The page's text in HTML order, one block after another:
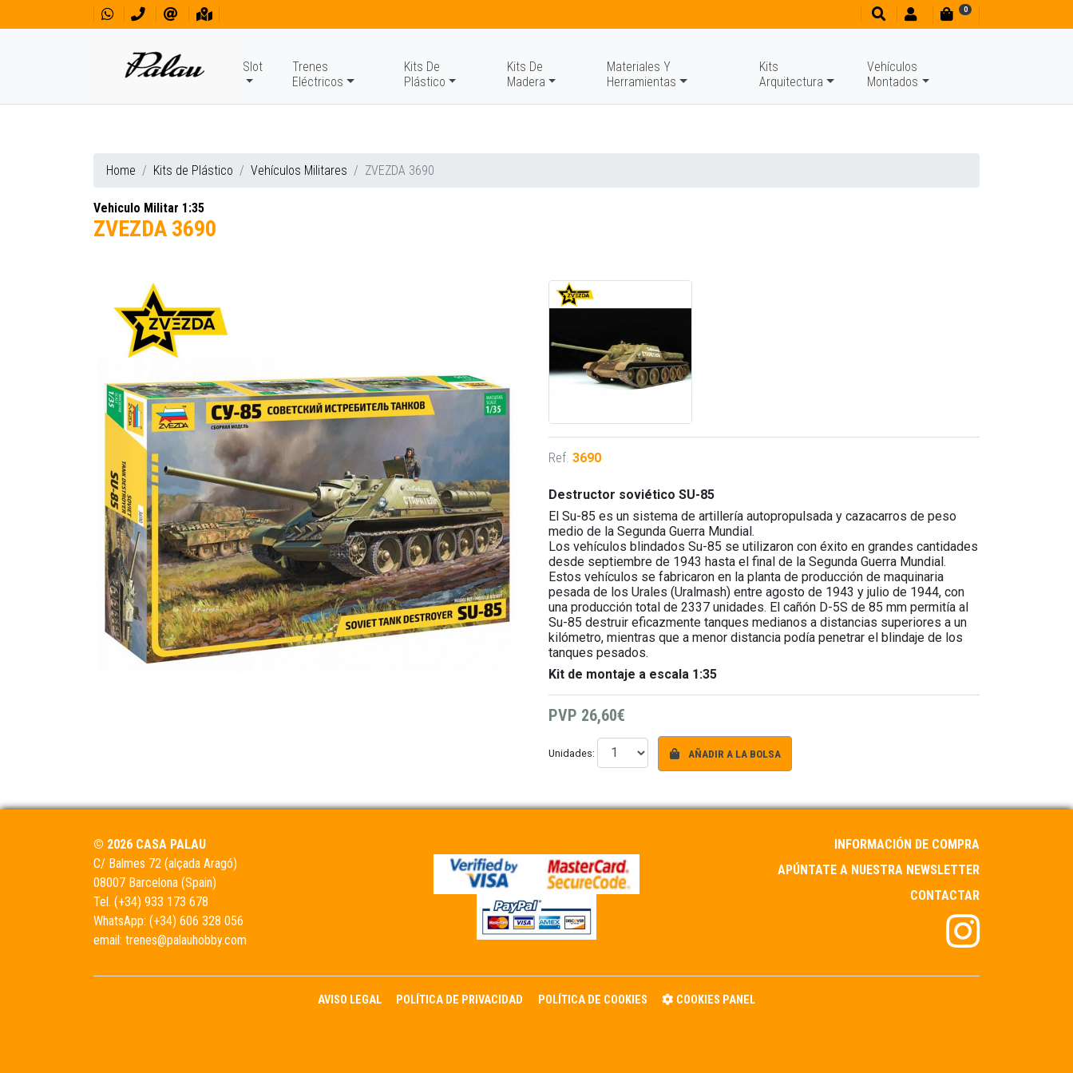
0
Slot
Trenes
Eléctricos
Kits De
Plástico
Kits De
Madera
Materiales Y
Herramientas
Kits
Arquitectura
Vehículos
Montados
Home Kits de Plástico Vehículos Militares ZVEZDA 3690
Vehiculo Militar 1:35
ZVEZDA 3690
Ref. 3690
Destructor soviético SU-85
El Su-85 es un sistema de artillería autopropulsada y cazacarros de peso
medio de la Segunda Guerra Mundial.
Los vehículos blindados Su-85 se utilizaron con éxito en grandes cantidades
desde septiembre de 1943 hasta el final de la Segunda Guerra Mundial.
Estos vehículos se fabricaron en la planta de producción de maquinaria
pesada de los Urales (Uralmash) entre agosto de 1943 y julio de 1944, con
una producción total de 2337 unidades. El cañón D-5S de 85 mm permitía al
Su-85 destruir eficazmente tanques medianos a distancias superiores a un
kilómetro, mientras que a menor distancia podía penetrar el blindaje de los
tanques pesados.
Kit de montaje a escala 1:35
PVP 26,60€
Unidades: AÑADIR A LA BOLSA
© 2026 CASA PALAU
C/ Balmes 72 (alçada Aragó)
08007 Barcelona (Spain)
Tel. (+34) 933 173 678
WhatsApp: (+34) 606 328 056
email: trenes@palauhobby.com
INFORMACIÓN DE COMPRA
APÚNTATE A NUESTRA NEWSLETTER
CONTACTAR
AVISO LEGAL POLÍTICA DE PRIVACIDAD POLÍTICA DE COOKIES COOKIES PANEL